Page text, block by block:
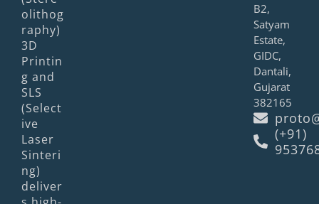
olithog
raphy)
3D
Printin
g and
SLS
(Select
ive
Laser
Sinteri
ng)
deliver
B2,
Satyam
Estate,
GIDC,
Dantali,
Gujarat
382165
(+91)